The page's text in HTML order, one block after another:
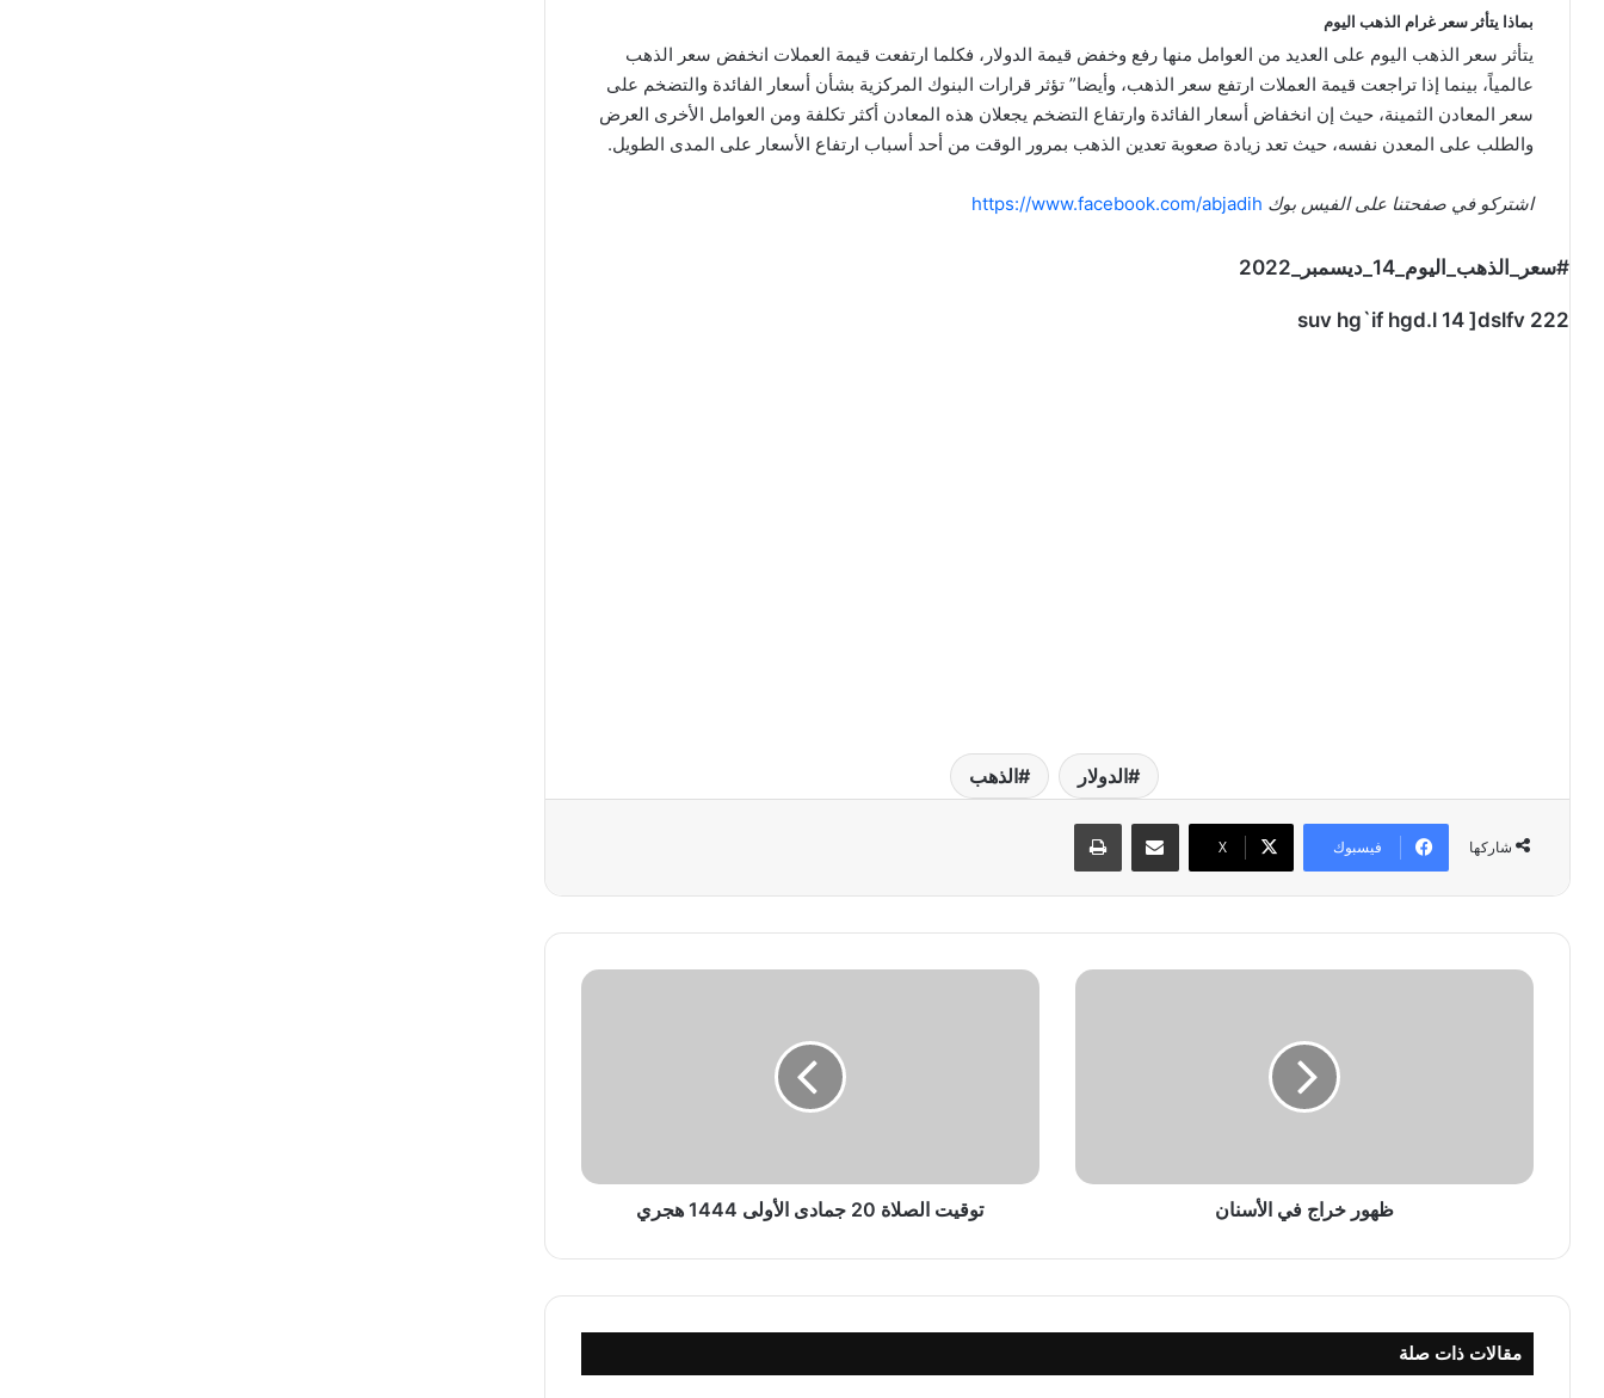
بماذا يتأثر سعر غرام الذهب اليوم
يتأثر سعر الذهب اليوم على العديد من العوامل منها رفع وخفض قيمة الدولار، فكلما ارتفعت قيمة العملات انخفض سعر الذهب
عالمياً، بينما إذا تراجعت قيمة العملات ارتفع سعر الذهب، وأيضا” تؤثر قرارات البنوك المركزية بشأن أسعار الفائدة والتضخم على
سعر المعادن الثمينة، حيث إن انخفاض أسعار الفائدة وارتفاع التضخم يجعلان هذه المعادن أكثر تكلفة ومن العوامل الأخرى العرض
والطلب على المعدن نفسه، حيث تعد زيادة صعوبة تعدين الذهب بمرور الوقت من أحد أسباب ارتفاع الأسعار على المدى الطويل.
اشتركو في صفحتنا على الفيس بوك https://www.facebook.com/abjadih
#سعر_الذهب_اليوم_14_ديسمبر_2022
suv hg`if hgd.l 14 ]dslfv 222
الدولار الذهب
شاركها فيسبوك ‫X
ظ
ف
ل
ن
ظهور خراج في الأسنان
ت
ل
2
م
توقيت الصلاة 20 جمادى الأولى 1444 هجري
مقالات ذات صلة